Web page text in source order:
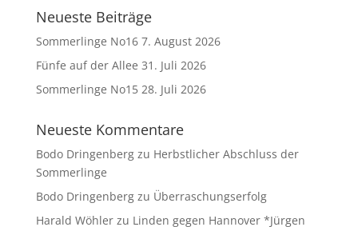
Neueste Beiträge
Sommerlinge No16 7. August 2026
Fünfe auf der Allee 31. Juli 2026
Sommerlinge No15 28. Juli 2026
Neueste Kommentare
Bodo Dringenbergzu Herbstlicher Abschluss der
Sommerlinge
Bodo Dringenbergzu Überraschungserfolg
Harald Wöhlerzu Linden gegen Hannover *Jürgen